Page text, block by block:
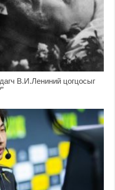
В.И.Лениний цогцосыг